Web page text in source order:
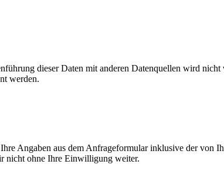
dieser Daten mit anderen Datenquellen wird
werden.
Angaben aus dem Anfrageformular inklusive der von
nicht ohne Ihre Einwilligung weiter.